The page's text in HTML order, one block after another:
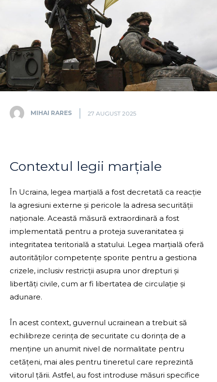
MIHAI RARES 27 AUGUST 2025
Contextul legii marțiale
În Ucraina, legea marțială a fost decretată ca reacție
la agresiuni externe și pericole la adresa securității
naționale. Această măsură extraordinară a fost
implementată pentru a proteja suveranitatea și
integritatea teritorială a statului. Legea marțială oferă
autorităților competențe sporite pentru a gestiona
crizele, inclusiv restricții asupra unor drepturi și
libertăți civile, cum ar fi libertatea de circulație și
adunare.
În acest context, guvernul ucrainean a trebuit să
echilibreze cerința de securitate cu dorința de a
menține un anumit nivel de normalitate pentru
cetățeni, mai ales pentru tineretul care reprezintă
viitorul țării. Astfel, au fost introduse măsuri specifice